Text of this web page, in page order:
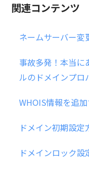
関連コンテンツ
ネームサーバー変
事故多発！本当に
ルのドメインプロ
WHOIS情報を追
ドメイン初期設定
ドメインロック設